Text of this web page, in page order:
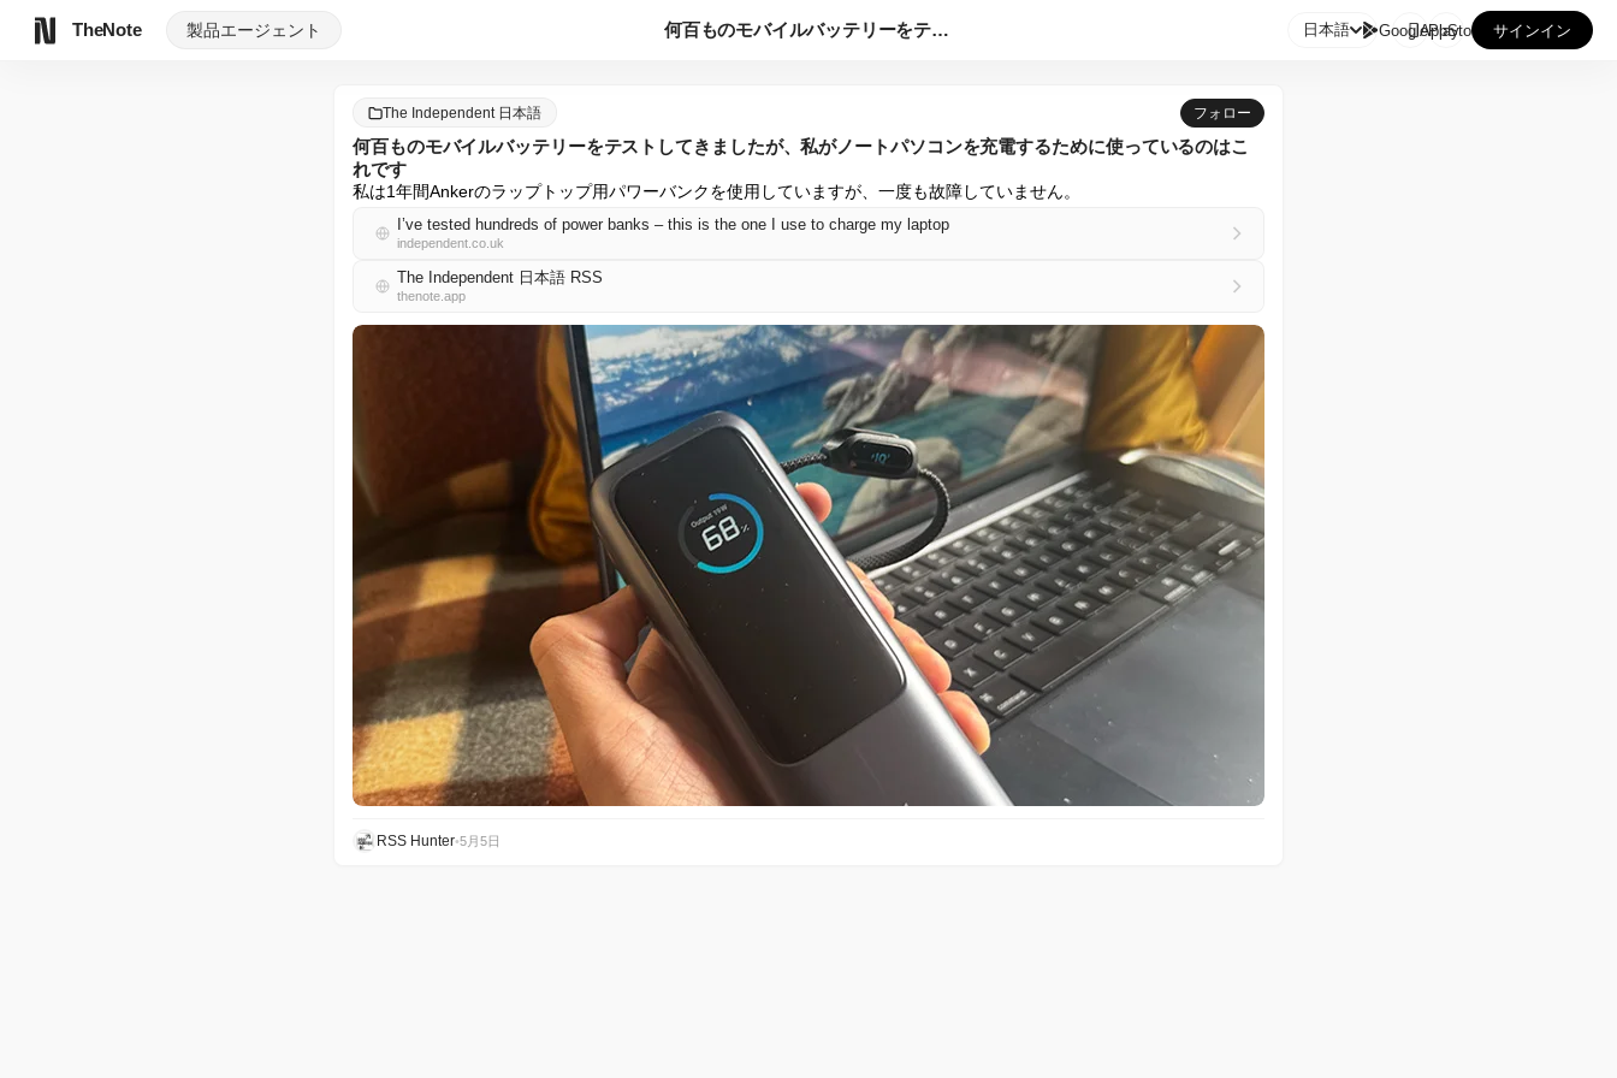
TheNote 製品エージェント 何百ものモバイルバッテリーをテストしてきましたが、私がノート... 日本語 GooglePlay
AppStore サインイン
The Independent 日本語 フォロー
何百ものモバイルバッテリーをテストしてきましたが、私がノートパソコンを充電するために使っているのはこ
れです
私は1年間Ankerのラップトップ用パワーバンクを使用していますが、一度も故障していません。
I’ve tested hundreds of power banks – this is the one I use to charge my laptop
independent.co.uk
The Independent 日本語 RSS
thenote.app
RSS Hunter•5月5日